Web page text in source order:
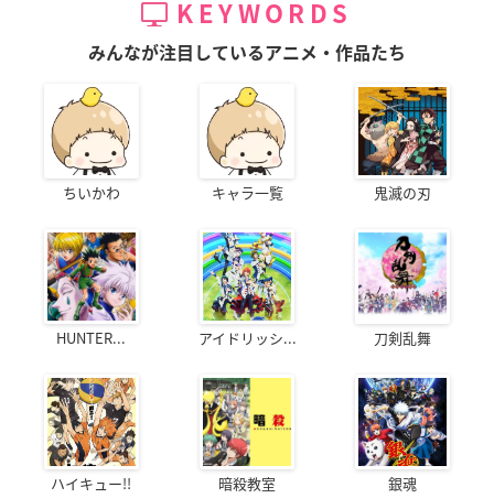
KEYWORDS
みんなが注目しているアニメ・作品たち
ちいかわ キャラ一覧 鬼滅の刃
HUNTER... アイドリッシ... 刀剣乱舞
ハイキュー!! 暗殺教室 銀魂